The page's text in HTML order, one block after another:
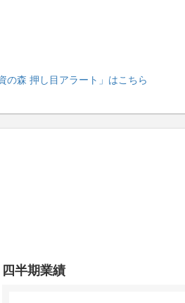
の森 押し目アラート」はこちら
四半期業績